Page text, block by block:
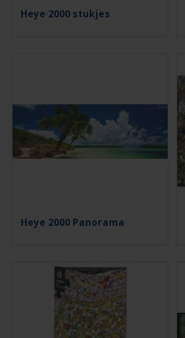
Heye 2000 stukjes
Heye 2000 Panorama